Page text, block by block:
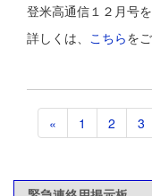
登米高通信１２月号を
詳しくは、 こちらを
« 1 2 3